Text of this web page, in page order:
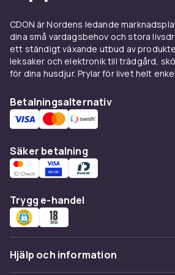
fönstrets bredd och räkna
dubbel tygbredd för fina veck.
du gardiner från bland annat
och beige till bruna gardiner och
gardinringar och gardinomtag
upphängningen komplett.
CDON är Nordens ledande
dina små vardagsbehov och stora
ett ständigt växande utbud av
leksaker och elektronik till trädgård,
för dina husdjur. Prylar för livet helt
Betalningsalternativ
Säker betalning
Trygg e-handel
Hjälp och information